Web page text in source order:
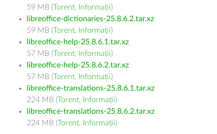
59 MB (Torent, Informații)
libreoffice-dictionaries-25.8.6.2.tar.xz
59 MB (Torent, Informații)
libreoffice-help-25.8.6.1.tar.xz
57 MB (Torent, Informații)
libreoffice-help-25.8.6.2.tar.xz
57 MB (Torent, Informații)
libreoffice-translations-25.8.6.1.tar.xz
224 MB (Torent, Informații)
libreoffice-translations-25.8.6.2.tar.xz
224 MB (Torent, Informații)